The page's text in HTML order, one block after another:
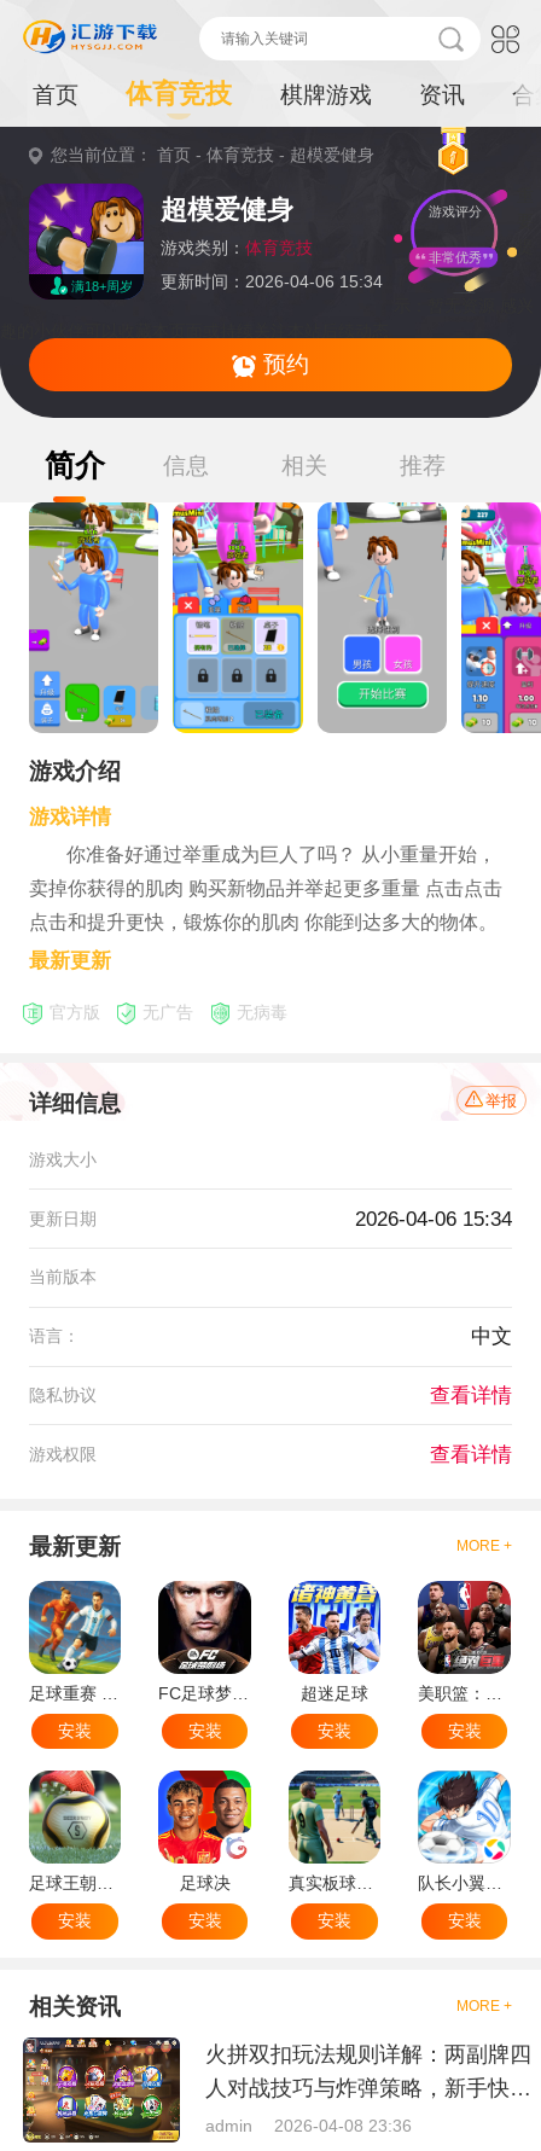
首页 体育竞技 棋牌游戏 资讯 合
您当前位置：首页 -体育竞技 - 超模爱健身
满18+周岁
超模爱健身
游戏类别： 体育竞技
更新时间：2026-04-06 15:34
游戏评分
非常优秀
预约
提
简介 信息 相关 推荐
游戏介绍
游戏详情
你准备好通过举重成为巨人了吗？ 从小重量开始，
卖掉你获得的肌肉 购买新物品并举起更多重量 点击点击
点击和提升更快，锻炼你的肌肉 你能到达多大的物体。
最新更新
官方版 无广告 无病毒
详细信息 举报
游戏大小
更新日期 2026-04-06 15:34
当前版本
语言： 中文
隐私协议 查看详情
游戏权限 查看详情
最新更新 MORE +
安装
安装
超迷足球
安装
安装
安装
足球决
安装
真实板球：棒球游戏
安装
安装
相关资讯 MORE +
火拼双扣玩法规则详解：两副牌四
人对战技巧与炸弹策略，新手快速
上手指南
admin 2026-04-08 23:36